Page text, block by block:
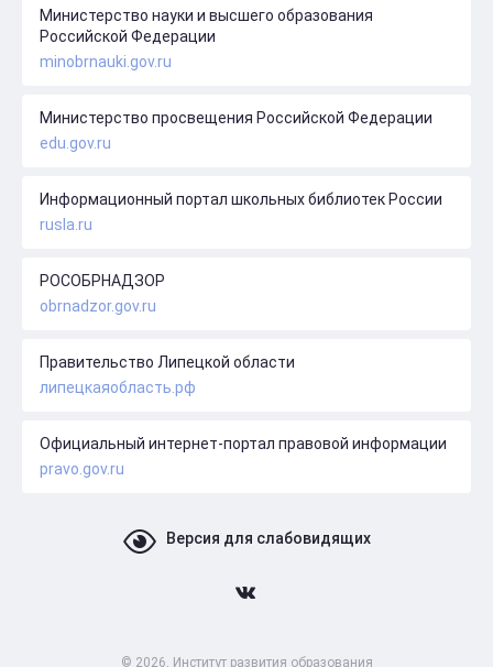
Министерство науки и высшего образования
Российской Федерации
minobrnauki.gov.ru
Министерство просвещения Российской Федерации
edu.gov.ru
Информационный портал школьных библиотек России
rusla.ru
РОСОБРНАДЗОР
obrnadzor.gov.ru
Правительство Липецкой области
липецкаяобласть.рф
Официальный интернет-портал правовой информации
pravo.gov.ru
Версия для слабовидящих
© 2026, Институт развития образования